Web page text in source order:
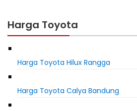
Harga Toyota
Harga Toyota Hilux Rangga
Harga Toyota Calya Bandung